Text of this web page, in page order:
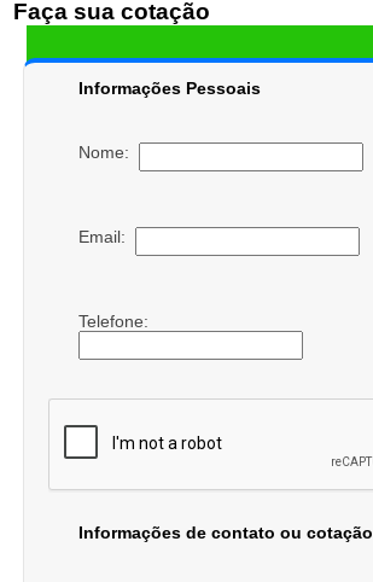
Faça sua cotação
Informações Pessoais
Nome:
Email:
Telefone:
Informações de contato ou cotação